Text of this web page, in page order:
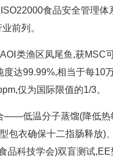
食品安全管理
前列。
类渔区凤尾鱼,获MSC
达99.99%,相当于每10
仅为国际限值的1/3。
——低温分子蒸馏(降低热
包衣确保十二指肠释放)
品科技学会)双盲测试